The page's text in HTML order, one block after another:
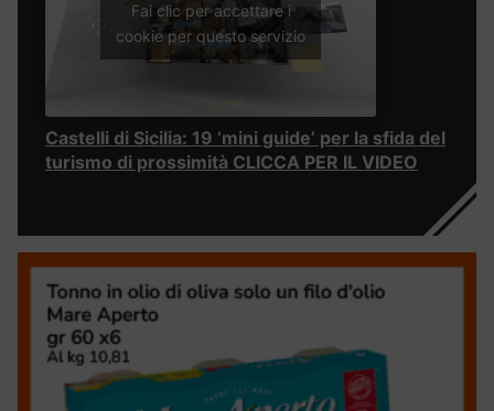
Fai clic per accettare i
cookie per questo servizio
Castelli di Sicilia: 19 ‘mini guide’ per la sfida del
turismo di prossimità CLICCA PER IL VIDEO